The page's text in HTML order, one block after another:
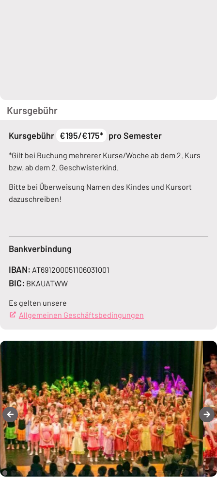
Kursgebühr
Kursgebühr €195/€175* pro Semester
*Gilt bei Buchung mehrerer Kurse/Woche ab dem 2. Kurs
bzw. ab dem 2. Geschwisterkind.
Bitte bei Überweisung Namen des Kindes und Kursort
dazuschreiben!
Bankverbindung
IBAN: AT691200051106031001
BIC: BKAUATWW
Es gelten unsere
Allgemeinen Geschäftsbedingungen